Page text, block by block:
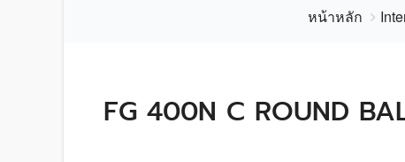
หน้าหลัก
FG 400N C ROUND